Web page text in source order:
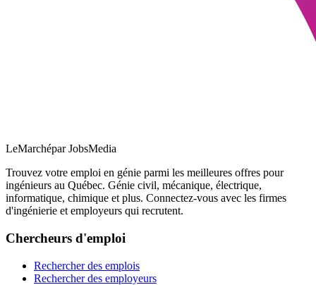
LeMarchépar JobsMedia
Trouvez votre emploi en génie parmi les meilleures offres pour
ingénieurs au Québec. Génie civil, mécanique, électrique,
informatique, chimique et plus. Connectez-vous avec les firmes
d'ingénierie et employeurs qui recrutent.
Chercheurs d'emploi
Rechercher des emplois
Rechercher des employeurs